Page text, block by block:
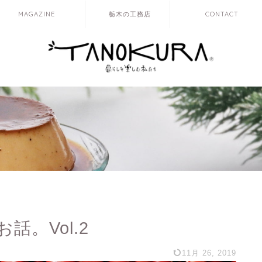
MAGAZINE 栃木の工務店 CONTACT
話。Vol.2
11月 26, 2019